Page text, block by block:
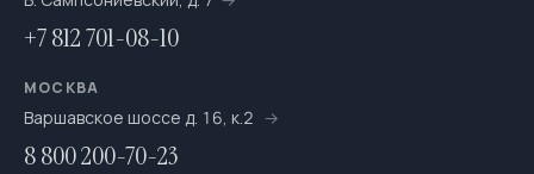
+7 812 701-08-10
МОСКВА
Варшавское шоссе д. 16, к.2
8 800 200-70-23